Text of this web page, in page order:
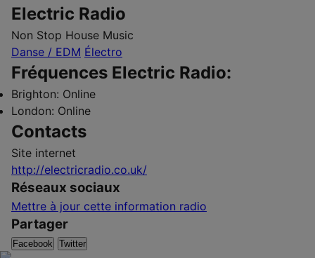
Electric Radio
Non Stop House Music
Danse / EDM Électro
Fréquences Electric Radio:
Brighton: Online
London: Online
Contacts
Site internet
http://electricradio.co.uk/
Réseaux sociaux
Mettre à jour cette information radio
Partager
Facebook Twitter